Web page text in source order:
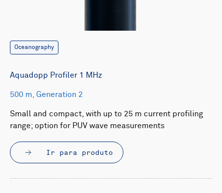
Oceanography
Aquadopp Profiler 1 MHz
500 m, Generation 2
Small and compact, with up to 25 m current profiling
range; option for PUV wave measurements
Ir para produto